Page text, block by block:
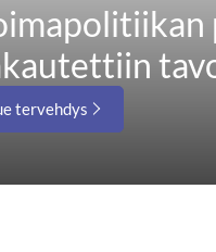
tervehdys